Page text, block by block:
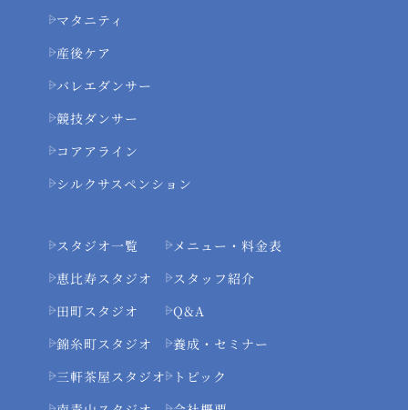
マタニティ
産後ケア
バレエダンサー
競技ダンサー
コアアライン
シルクサスペンション
スタジオ一覧
恵比寿スタジオ
田町スタジオ
錦糸町スタジオ
三軒茶屋スタジオ
メニュー・料金表
スタッフ紹介
Q&A
養成・セミナー
トピック